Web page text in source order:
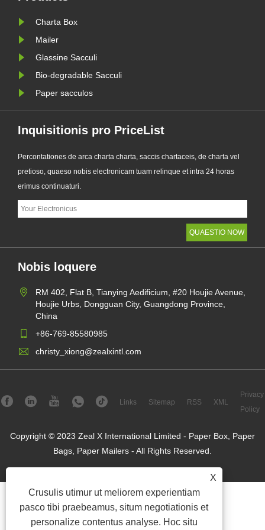
X
Crusulis utimur ut meliorem experientiam
pasco tibi praebeamus, situm negotiationis et
personalize contentus analyse. Hoc situ
Charta Box
Mailer
Glassine Sacculi
Bio-degradable Sacculi
Paper sacculos
Inquisitionis pro PriceList
Percontationes de arca charta charta, saccis chartaceis, de charta vel
pretioso, quaeso nobis electronicam tuam relinque et intra 24 horas
erimus continuaturi.
Nobis loquere
RM 402, Flat B, Tianying Aedificium, #20 Houjie Avenue,
Houjie Urbs, Dongguan City, Guangdong Province,
China
+86-769-85580985
christy_xiong@zealxintl.com
Links Sitemap RSS XML
Privacy
Policy
Copyright © 2023 Zeal X International Limited - Paper Box, Paper
Bags, Paper Mailers - All Rights Reserved.